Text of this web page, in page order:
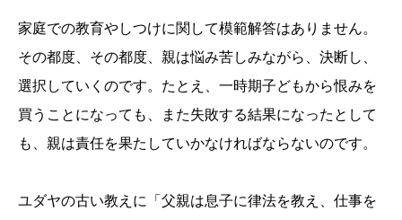
家庭での教育やしつけに関して模範解答はありません。
その都度、その都度、親は悩み苦しみながら、決断し、
選択していくのです。たとえ、一時期子どもから恨みを
買うことになっても、また失敗する結果になったとして
も、親は責任を果たしていかなければならないのです。
ユダヤの古い教えに「父親は息子に律法を教え、仕事を